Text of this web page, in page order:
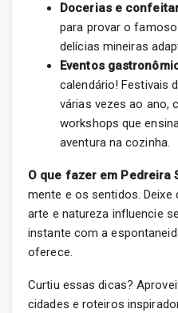
Docerias e
para provar o
delícias mineiras
Eventos
calendário! Festivais
várias vezes ao ano,
workshops que
aventura na cozinha.
O que fazer em Pedreira
mente e os sentidos. Deixe
arte e natureza influencie
instante com a
oferece.
Curtiu essas dicas?
cidades e roteiros